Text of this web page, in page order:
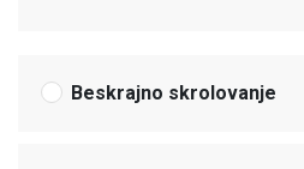
Beskrajno skrolovanje